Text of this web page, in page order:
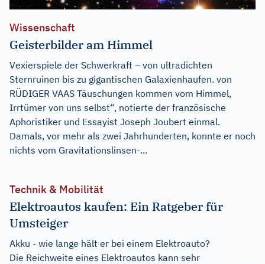
Wissenschaft
Geisterbilder am Himmel
Vexierspiele der Schwerkraft – von ultradichten
Sternruinen bis zu gigantischen Galaxienhaufen. von
RÜDIGER VAAS Täuschungen kommen vom Himmel,
Irrtümer von uns selbst“, notierte der französische
Aphoristiker und Essayist Joseph Joubert einmal.
Damals, vor mehr als zwei Jahrhunderten, konnte er noch
nichts vom Gravitationslinsen-...
Technik & Mobilität
Elektroautos kaufen: Ein Ratgeber für
Umsteiger
Akku - wie lange hält er bei einem Elektroauto?
Die Reichweite eines Elektroautos kann sehr